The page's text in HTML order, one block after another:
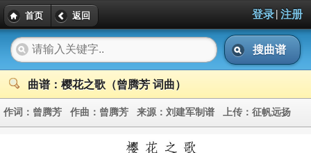
首页 返回 登录| 注册
搜曲谱
曲谱：樱花之歌（曾腾芳 词曲）
作词： 曾腾芳 作曲： 曾腾芳 来源： 刘建军制谱 上传： 征帆远扬